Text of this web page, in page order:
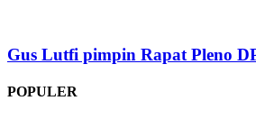
Gus Lutfi pimpin Rapat Pleno
POPULER